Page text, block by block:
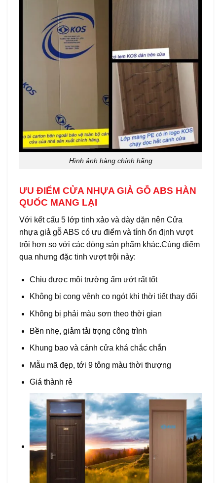
Hình ảnh hàng chính hãng
ƯU ĐIỂM CỬA NHỰA GIẢ GỖ ABS HÀN
QUỐC MANG LẠI
Với kết cấu 5 lớp tinh xảo và dày dặn nên Cửa
nhựa giả gỗ ABS có ưu điểm và tính ổn định vượt
trội hơn so với các dòng sản phẩm khác.Cùng điểm
qua nhưng đặc tinh vượt trội này:
Chịu được môi trường ẩm ướt rất tốt
Không bị cong vênh co ngót khi thời tiết thay đổi
Không bị phải màu sơn theo thời gian
Bền nhẹ, giảm tải trọng công trình
Khung bao và cánh cửa khá chắc chắn
Mẫu mã đẹp, tới 9 tông màu thời thượng
Giá thành rẻ